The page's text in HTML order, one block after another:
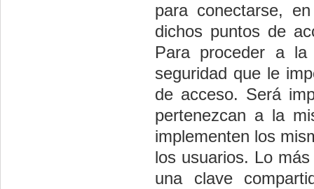
para conectarse,
dichos puntos de
Para proceder a
seguridad que le
de acceso. Será
pertenezcan a la
implementen los
los usuarios. Lo
una clave